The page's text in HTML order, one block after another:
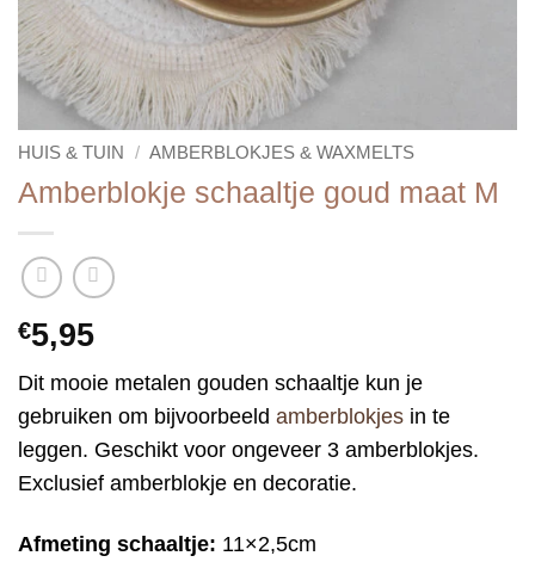
HUIS & TUIN / AMBERBLOKJES & WAXMELTS
Amberblokje schaaltje goud maat M
€5,95
Dit mooie metalen gouden schaaltje kun je
gebruiken om bijvoorbeeld amberblokjes in te
leggen. Geschikt voor ongeveer 3 amberblokjes.
Exclusief amberblokje en decoratie.
Afmeting schaaltje: 11×2,5cm